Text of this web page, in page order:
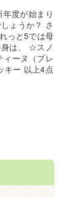
度が始まり
ょうか？ さ
っと5では母
身は、 ☆スノ
ーヌ（プレ
ー 以上4点